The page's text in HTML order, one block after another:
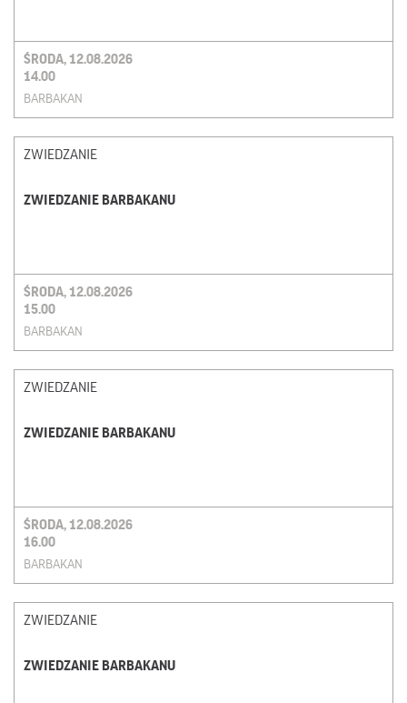
ŚRODA, 12.08.2026
14.00
BARBAKAN
ZWIEDZANIE
ZWIEDZANIE BARBAKANU
ŚRODA, 12.08.2026
15.00
BARBAKAN
ZWIEDZANIE
ZWIEDZANIE BARBAKANU
ŚRODA, 12.08.2026
16.00
BARBAKAN
ZWIEDZANIE
ZWIEDZANIE BARBAKANU